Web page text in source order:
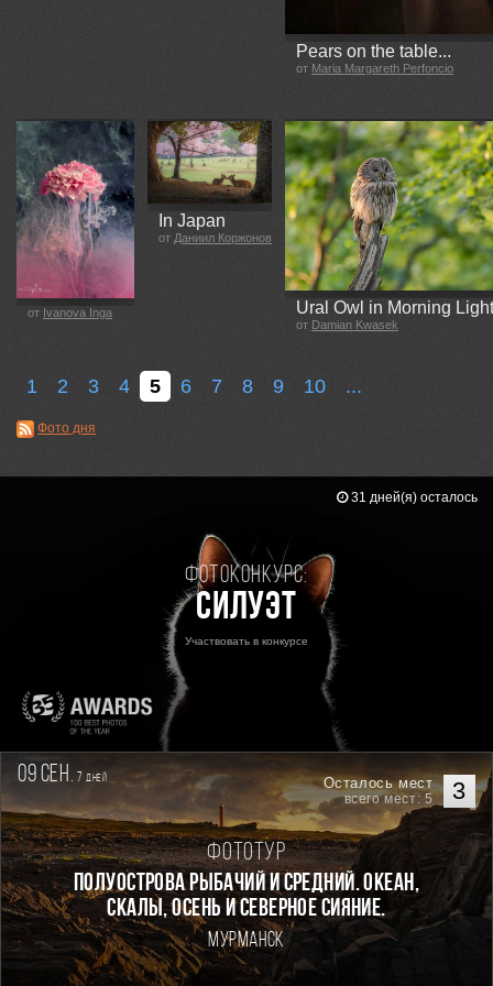
Pears on the table...
от Maria Margareth Perfoncio
от Ivanova Inga
In Japan
от Даниил Коржонов
Ural Owl in Morning Light
от Damian Kwasek
1 2 3 4 5 6 7 8 9 10 ...
Фото дня
Фотоконкурс:
Силуэт
Участвовать в конкурсе
31 дней(я) осталось
09 сен. 7дней 3
Осталось мест
всего мест: 5
Фототур
Полуострова Рыбачий и Средний. Океан,
скалы, осень и северное сияние.
Мурманск